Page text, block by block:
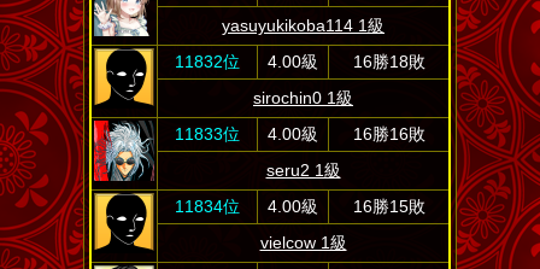
yasuyukikoba114 1級
11832位
4.00級
16勝18敗
sirochin0 1級
11833位
4.00級
16勝16敗
seru2 1級
11834位
4.00級
16勝15敗
vielcow 1級